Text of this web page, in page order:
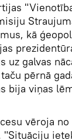
kā
uz galvas
pērnā
bija viņas
vēroja